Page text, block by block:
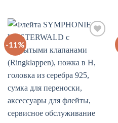
-11%
die
Wunschliste